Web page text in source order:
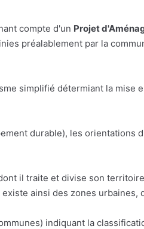
compte d'un Projet
préalablement par la
simplifié détermiant la mise
durable), les orientations
il traite et divise son
ainsi des zones urbaines,
indiquant la